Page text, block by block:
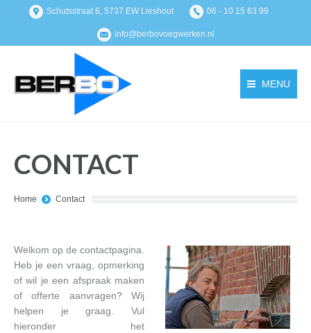
Schutsstraat 6, 5737 EW Lieshout 06 - 10 15 63 99
info@berbovoegwerken.nl
MENU
CONTACT
You are here:
Home Contact
Welkom op de contactpagina.
Heb je een vraag, opmerking
of wil je een afspraak maken
of offerte aanvragen? Wij
helpen je graag. Vul
hieronder het